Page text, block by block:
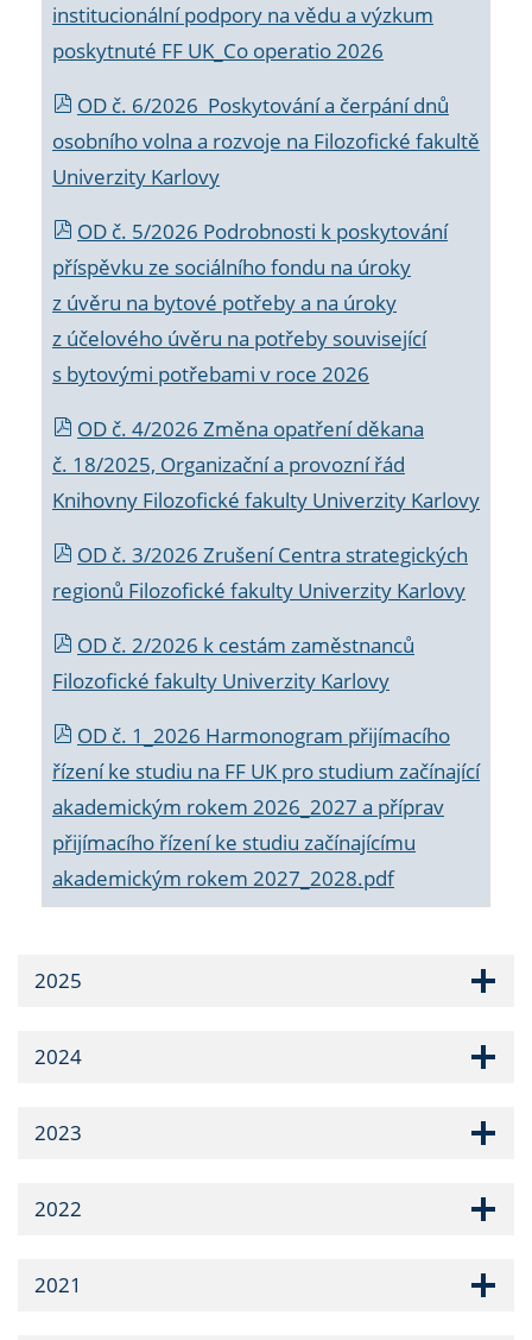
institucionální podpory na vědu a výzkum
poskytnuté FF UK_Co operatio 2026
OD č. 6/2026 Poskytování a čerpání dnů
osobního volna a rozvoje na Filozofické fakultě
Univerzity Karlovy
OD č. 5/2026 Podrobnosti k poskytování
příspěvku ze sociálního fondu na úroky
z úvěru na bytové potřeby a na úroky
z účelového úvěru na potřeby související
s bytovými potřebami v roce 2026
OD č. 4/2026 Změna opatření děkana
č. 18/2025, Organizační a provozní řád
Knihovny Filozofické fakulty Univerzity Karlovy
OD č. 3/2026 Zrušení Centra strategických
regionů Filozofické fakulty Univerzity Karlovy
OD č. 2/2026 k cestám zaměstnanců
Filozofické fakulty Univerzity Karlovy
OD č. 1_2026 Harmonogram přijímacího
řízení ke studiu na FF UK pro studium začínající
akademickým rokem 2026_2027 a příprav
přijímacího řízení ke studiu začínajícímu
akademickým rokem 2027_2028.pdf
2025
2024
2023
2022
2021